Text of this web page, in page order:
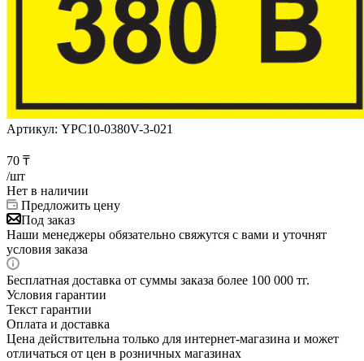
Артикул: YPC10-0380V-3-021
70 ₸
/шт
Нет в наличии
Предложить цену
Под заказ
Наши менеджеры обязательно свяжутся с вами и уточнят
условия заказа
Бесплатная доставка от суммы заказа более 100 000 тг.
Условия гарантии
Текст гарантии
Оплата и доставка
Цена действительна только для интернет-магазина и может
отличаться от цен в розничных магазинах